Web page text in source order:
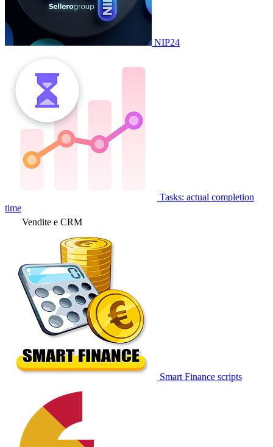
NIP24
Tasks: actual completion
time
Vendite e CRM
Smart Finance scripts